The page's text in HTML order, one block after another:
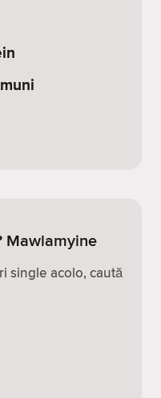
Mawlamyine
single acolo, caută